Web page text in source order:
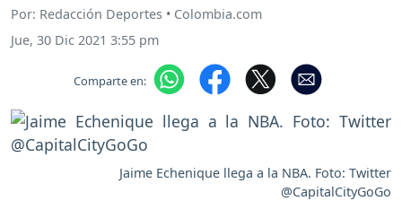
Por: Redacción Deportes • Colombia.com
Jue, 30 Dic 2021 3:55 pm
Comparte en:
Jaime Echenique llega a la NBA. Foto: Twitter
@CapitalCityGoGo